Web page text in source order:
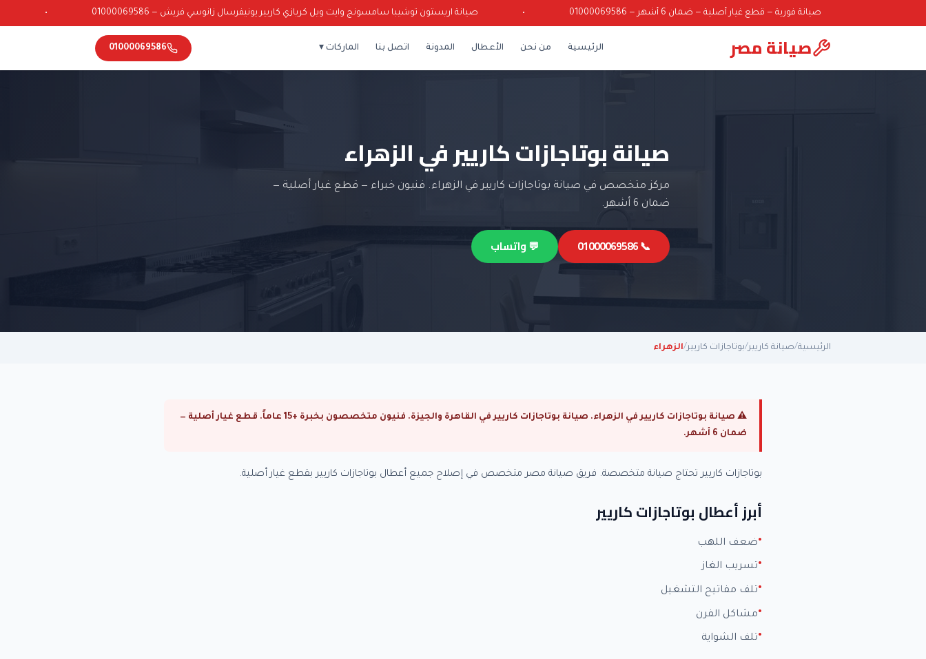
صيانة فورية — قطع غيار أصلية — ضمان 6 أشهر — 01000069586 صيانة اريستون توشيبا سامسونج وايت ويل كريازي كاريير يونيفرسال زانوسي فريش — 01000069586
صيانة مصر الرئيسية من نحن الأعطال المدونة اتصل بنا الماركات ▾ 01000069586
صيانة بوتاجازات كاريير في الزهراء
مركز متخصص في صيانة بوتاجازات كاريير في الزهراء. فنيون خبراء — قطع غيار أصلية —
ضمان 6 أشهر.
📞 01000069586 💬 واتساب
الرئيسية/صيانة كاريير/بوتاجازات كاريير/الزهراء
⚠ صيانة بوتاجازات كاريير في الزهراء. صيانة بوتاجازات كاريير في القاهرة والجيزة. فنيون متخصصون بخبرة +15 عاماً. قطع غيار أصلية —
ضمان 6 أشهر.
بوتاجازات كاريير تحتاج صيانة متخصصة. فريق صيانة مصر متخصص في إصلاح جميع أعطال بوتاجازات كاريير بقطع غيار أصلية.
أبرز أعطال بوتاجازات كاريير
ضعف اللهب
تسريب الغاز
تلف مفاتيح التشغيل
مشاكل الفرن
تلف الشواية